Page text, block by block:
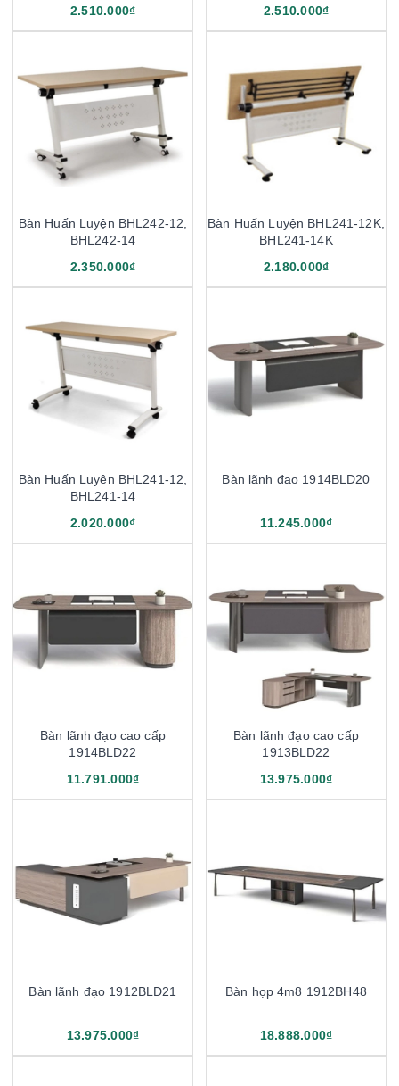
2.510.000₫
2.510.000₫
Bàn Huấn Luyện BHL242-12,
BHL242-14
2.350.000₫
Bàn Huấn Luyện BHL241-12K,
BHL241-14K
2.180.000₫
Bàn Huấn Luyện BHL241-12,
BHL241-14
2.020.000₫
Bàn lãnh đạo 1914BLD20
11.245.000₫
Bàn lãnh đạo cao cấp
1914BLD22
11.791.000₫
Bàn lãnh đạo cao cấp
1913BLD22
13.975.000₫
Bàn lãnh đạo 1912BLD21
13.975.000₫
Bàn họp 4m8 1912BH48
18.888.000₫